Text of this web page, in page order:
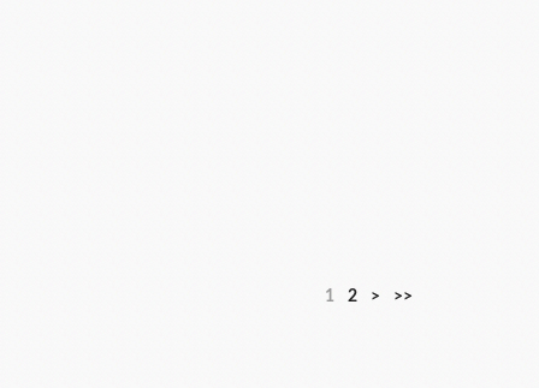
1 2 > >>